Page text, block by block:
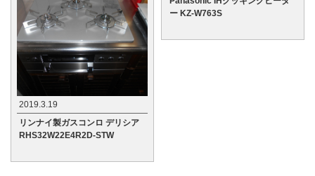
2019.3.19
リンナイ製ガスコンロ デリシア
RHS32W22E4R2D-STW
ー KZ-W763S